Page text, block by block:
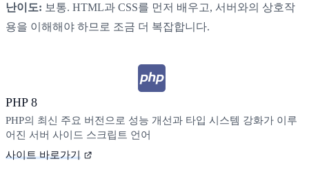
난이도: 보통. HTML과 CSS를 먼저 배우고, 서버와의 상호작
용을 이해해야 하므로 조금 더 복잡합니다.
PHP 8
PHP의 최신 주요 버전으로 성능 개선과 타입 시스템 강화가 이루
어진 서버 사이드 스크립트 언어
사이트 바로가기